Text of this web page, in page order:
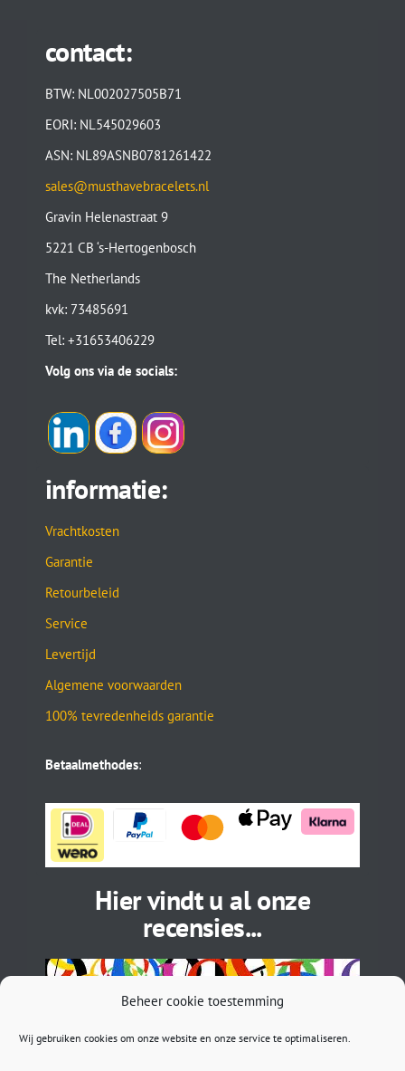
Beheer cookie toestemming
Wij gebruiken cookies om onze website en onze service te optimaliseren.
contact:
BTW: NL002027505B71
EORI: NL545029603
ASN: NL89ASNB0781261422
sales@musthavebracelets.nl
Gravin Helenastraat 9
5221 CB ‘s-Hertogenbosch
The Netherlands
kvk: 73485691
Tel: +31653406229
Volg ons via de socials:
informatie:
Vrachtkosten
Garantie
Retourbeleid
Service
Levertijd
Algemene voorwaarden
100% tevredenheids garantie
Betaalmethodes:
Hier vindt u al onze
recensies...